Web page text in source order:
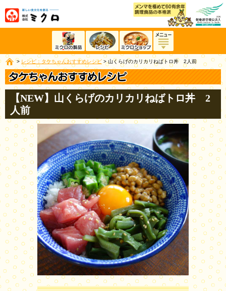
> レシピ：タケちゃんおすすめレシピ > 山くらげのカリカリねばトロ丼 2人前
【NEW】山くらげのカリカリねばトロ丼 2
人前